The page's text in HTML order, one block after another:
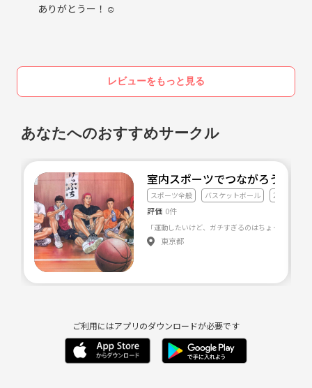
ありがとうー！☺️
レビューをもっと見る
あなたへのおすすめサークル
室内スポーツでつながろう⛹️‍♂️
スポーツ全般 バスケットボール 20代友達づ
評価 0件
東京都
ご利用にはアプリのダウンロードが必要です